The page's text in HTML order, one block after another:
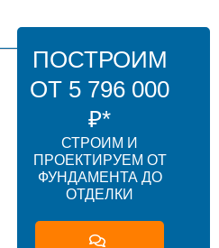
ПОСТРОИМ
ОТ 5 796 000
₽*
СТРОИМ И
ПРОЕКТИРУЕМ ОТ
ФУНДАМЕНТА ДО
ОТДЕЛКИ